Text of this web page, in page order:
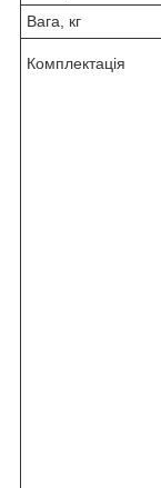
Вага, кг
Комплектація